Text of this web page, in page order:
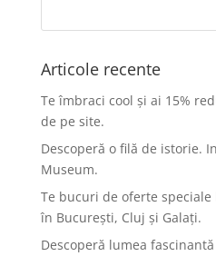
Articole recente
Te îmbraci cool și ai 15%
de pe site.
Descoperă o filă de istorie.
Museum.
Te bucuri de oferte
în București, Cluj și Galați.
Descoperă lumea